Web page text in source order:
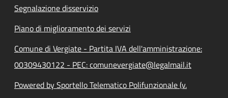
Segnalazione disservizio
Piano di miglioramento dei servizi
Comune di Vergiate - Partita IVA dell'amministrazione:
00309430122 - PEC: comunevergiate@legalmail.it
Powered by Sportello Telematico Polifunzionale (v.